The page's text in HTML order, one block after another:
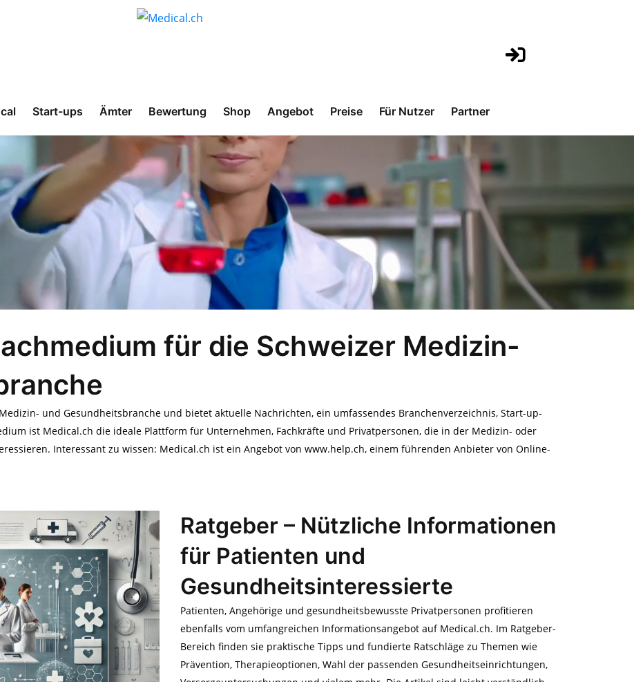
Start-ups Ämter Bewertung Shop Angebot Preise Für Nutzer Partner
für die Schweizer Medizin-
und Gesundheitsbranche und bietet aktuelle Nachrichten, ein umfassendes Branchenverzeichnis, Start-up-
ist Medical.ch die ideale Plattform für Unternehmen, Fachkräfte und Privatpersonen, die in der Medizin- oder
Interessant zu wissen: Medical.ch ist ein Angebot von www.help.ch, einem führenden Anbieter von Online-
Ratgeber – Nützliche Informationen
für Patienten und
Gesundheitsinteressierte
Patienten, Angehörige und gesundheitsbewusste Privatpersonen profitieren
ebenfalls vom umfangreichen Informationsangebot auf Medical.ch. Im Ratgeber-
Bereich finden sie praktische Tipps und fundierte Ratschläge zu Themen wie
Prävention, Therapieoptionen, Wahl der passenden Gesundheitseinrichtungen,